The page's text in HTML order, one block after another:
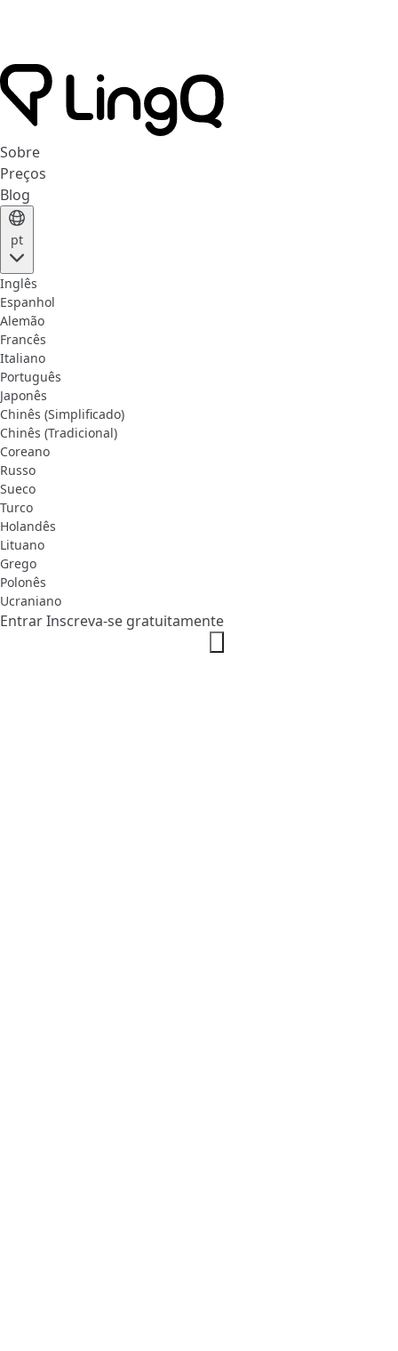
Sobre
Preços
Blog
pt
Inglês
Espanhol
Alemão
Francês
Italiano
Português
Japonês
Chinês (Simplificado)
Chinês (Tradicional)
Coreano
Russo
Sueco
Turco
Holandês
Lituano
Grego
Polonês
Ucraniano
EntrarInscreva-se gratuitamente